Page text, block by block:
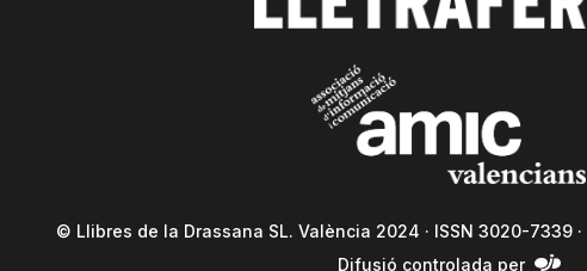
© Llibres de la Drassana SL. València 2024 · ISSN 3020-7339 ·
Difusió controlada per